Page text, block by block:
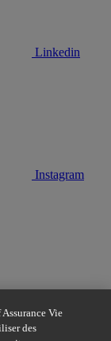
Linkedin
Instagram
Vie
des